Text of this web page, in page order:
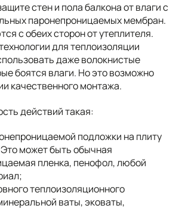
стен и пола балкона от влаги с
паронепроницаемых мембран.
с обеих сторон от утеплителя.
для теплоизоляции
даже волокнистые
боятся влаги. Но это возможно
качественного монтажа.
действий такая:
подложки на плиту
может быть обычная
пленка, пенофол, любой
теплоизоляционного
ваты, эковаты,